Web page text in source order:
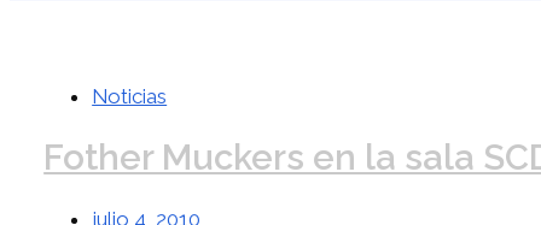
Noticias
Fother Muckers en la sala
julio 4, 2010